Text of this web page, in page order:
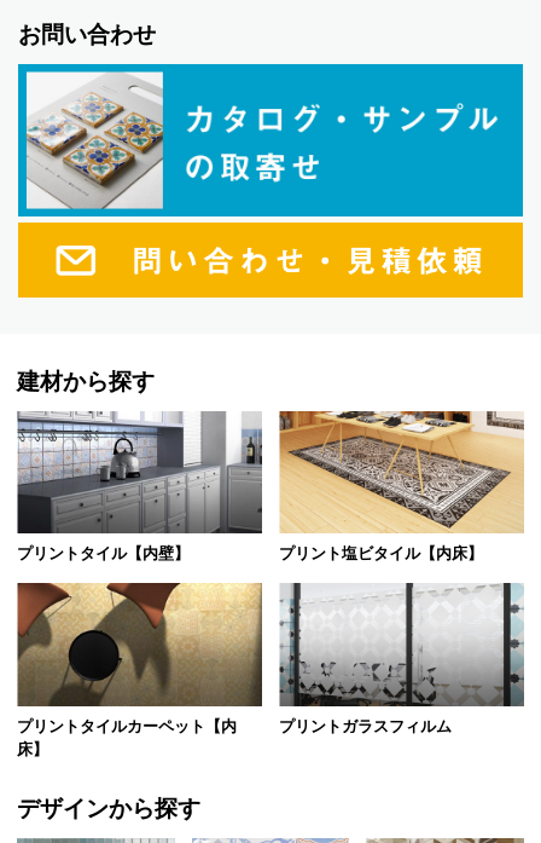
お問い合わせ
建材から探す
プリントタイル【内壁】 プリント塩ビタイル【内床】
プリントタイルカーペット【内
床】
プリントガラスフィルム
デザインから探す